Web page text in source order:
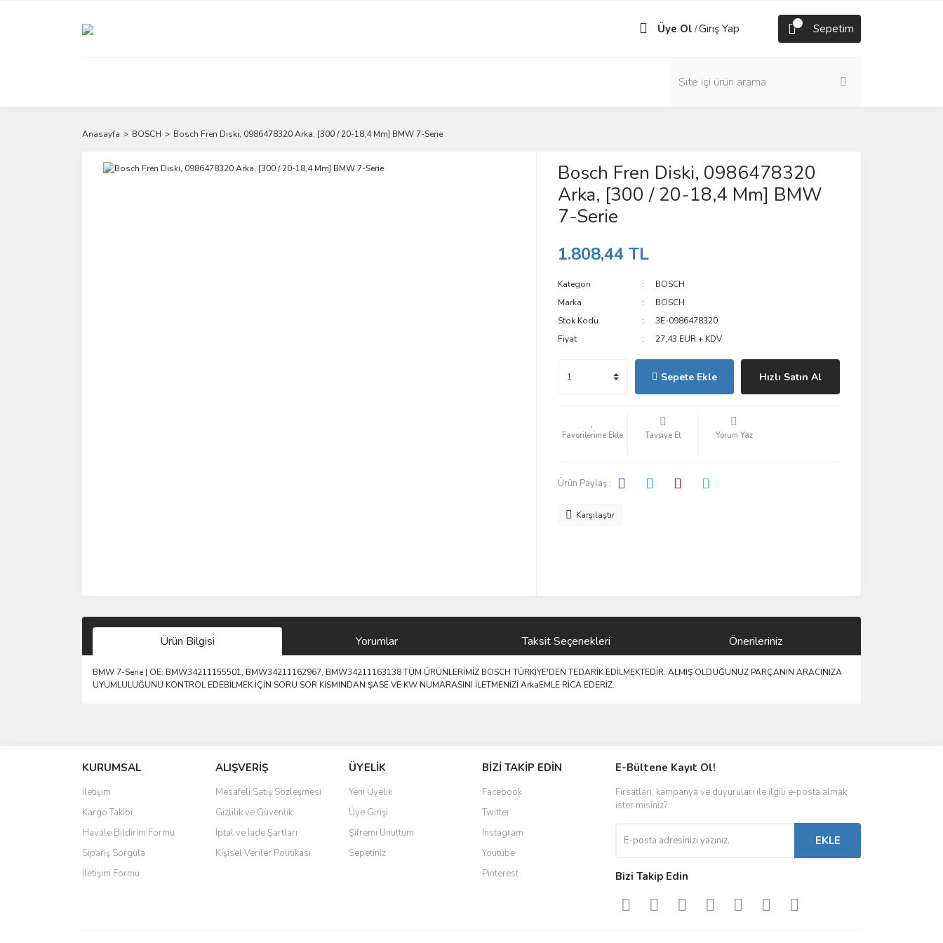
Üye Ol /Giriş Yap Sepetim
Anasayfa BOSCH Bosch Fren Diski, 0986478320 Arka, [300 / 20-18,4 Mm] BMW 7-Serie
Bosch Fren Diski, 0986478320
Arka, [300 / 20-18,4 Mm] BMW
7-Serie
1.808,44 TL
Kategori
BOSCH
Marka
BOSCH
Stok Kodu
3E-0986478320
Fiyat
27,43 EUR + KDV
Sepete Ekle Hızlı Satın Al
Tavsiye Et Yorum Yaz
Ürün Paylaş :
Karşılaştır
Ürün Bilgisi Yorumlar Taksit Seçenekleri Önerileriniz
BMW 7-Serie | OE: BMW34211155501, BMW34211162967, BMW34211163138 TÜM ÜRÜNLERİMİZ BOSCH TÜRKİYE'DEN TEDARİK EDİLMEKTEDİR. ALMIŞ OLDUĞUNUZ PARÇANIN ARACINIZA
UYUMLULUĞUNU KONTROL EDEBİLMEK İÇİN SORU SOR KISMINDAN ŞASE VE KW NUMARASINI İLETMENİZİ ArkaEMLE RİCA EDERİZ.
Ürün resmi kalitesiz, bozuk veya görüntülenemiyor.
Ürün açıklamasında eksik bilgiler bulunuyor.
Ürün bilgilerinde hatalar bulunuyor.
Ürün fiyatı diğer sitelerden daha pahalı.
Bu ürüne benzer farklı alternatifler olmalı.
KURUMSAL
İletişim
Kargo Takibi
Havale Bildirim Formu
Sipariş Sorgula
İletişim Formu
ALIŞVERİŞ
Mesafeli Satış Sözleşmesi
Gizlilik ve Güvenlik
İptal ve İade Şartları
Kişisel Veriler Politikası
ÜYELİK
Yeni Üyelik
Üye Girişi
Şifremi Unuttum
Sepetiniz
BİZİ TAKİP EDİN
Facebook
Twitter
Instagram
Youtube
Pinterest
E-Bültene Kayıt Ol!
Fırsatları, kampanya ve duyuruları ile ilgili e-posta almak
ister misiniz?
EKLE
Bizi Takip Edin